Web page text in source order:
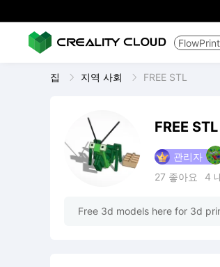
FlowPrint
집 지역 사회 FREE STL
FREE STL
관리자
27 좋아요 4
Free 3d models here for 3d